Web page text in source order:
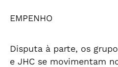
EMPENHO
Disputa à parte, os
e JHC se movimentam